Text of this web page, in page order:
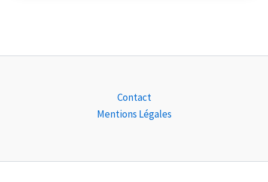
Contact
Mentions Légales